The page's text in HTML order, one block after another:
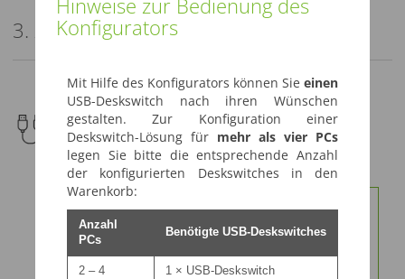
3. Zubehör
USB-Kabelsets
Wählen Sie Ihre benötigten USB-Kabel für Ihren
Deskswitch.
Hinweise zur Bedienung des
Konfigurators
Mit Hilfe des Konfigurators können Sie einen
USB-Deskswitch nach ihren Wünschen
gestalten. Zur Konfiguration einer
Deskswitch-Lösung für mehr als vier PCs
legen Sie bitte die entsprechende Anzahl
der konfigurierten Deskswitches in den
Warenkorb:
Anzahl
PCs
Benötigte USB-Deskswitches
2 – 4 1 × USB-Deskswitch